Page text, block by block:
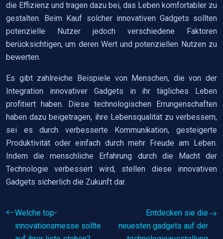
die Effizienz und tragen dazu bei, das Leben komfortabler zu
gestalten. Beim Kauf solcher innovativen Gadgets sollten
potenzielle Nutzer jedoch verschiedene Faktoren
berücksichtigen, um deren Wert und potenziellen Nutzen zu
bewerten.
Es gibt zahlreiche Beispiele von Menschen, die von der
Integration innovativer Gadgets in ihr tägliches Leben
profitiert haben. Diese technologischen Errungenschaften
haben dazu beigetragen, ihre Lebensqualität zu verbessern,
sei es durch verbesserte Kommunikation, gesteigerte
Produktivität oder einfach durch mehr Freude am Leben.
Indem die menschliche Erfahrung durch die Macht der
Technologie verbessert wird, stellen diese innovativen
Gadgets sicherlich die Zukunft dar.
Welche top-
innovationsmesse sollte
Entdecken sie die
neuesten gadgets auf der